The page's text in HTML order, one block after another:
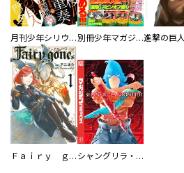
月刊少年シリウス 別冊少年マガジン
Ｆａｉｒｙ ｇｏｎｅ フェアリー ゴーン シャングリラ・フロンティア（１）エキスパンションパス ～クソゲーハンター、神ゲーに挑まんとす～